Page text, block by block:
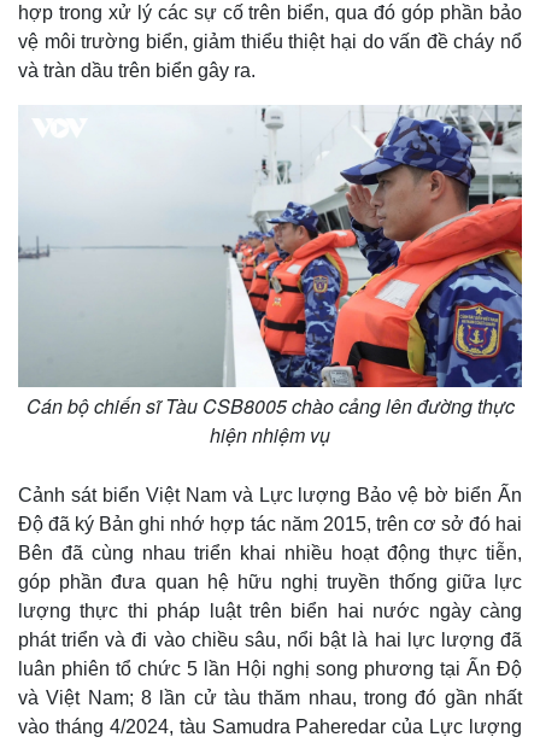
Kinh tế
Thị trường
Giá vàng
Tiêu dùng
Tỷ giá
Chứng khoán
Giá cà phê
hợp trong xử lý các sự cố trên biển, qua đó góp phần bảo
vệ môi trường biển, giảm thiểu thiệt hại do vấn đề cháy nổ
và tràn dầu trên biển gây ra.
Cán bộ chiến sĩ Tàu CSB8005 chào cảng lên đường thực
hiện nhiệm vụ
Cảnh sát biển Việt Nam và Lực lượng Bảo vệ bờ biển Ấn
Độ đã ký Bản ghi nhớ hợp tác năm 2015, trên cơ sở đó hai
Bên đã cùng nhau triển khai nhiều hoạt động thực tiễn,
góp phần đưa quan hệ hữu nghị truyền thống giữa lực
lượng thực thi pháp luật trên biển hai nước ngày càng
phát triển và đi vào chiều sâu, nổi bật là hai lực lượng đã
luân phiên tổ chức 5 lần Hội nghị song phương tại Ấn Độ
và Việt Nam; 8 lần cử tàu thăm nhau, trong đó gần nhất
vào tháng 4/2024, tàu Samudra Paheredar của Lực lượng